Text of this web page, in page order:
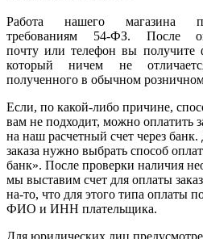
Работа нашего магазина
требованиям 54-ФЗ. После
почту или телефон вы получите
который ничем не
полученного в обычном
Если, по какой-либо причине,
вам не подходит, можно оплатить
на наш расчетный счет через
заказа нужно выбрать способ
банк». После проверки наличия
мы выставим счет для оплаты
на-то, что для этого типа оплаты
ФИО и ИНН плательщика.
Для юридических лиц